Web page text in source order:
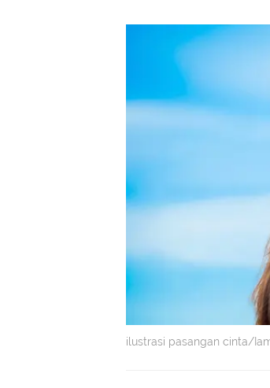
ilustrasi pasangan cinta/